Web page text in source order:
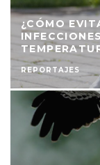
¿CÓMO
REPORTAJES